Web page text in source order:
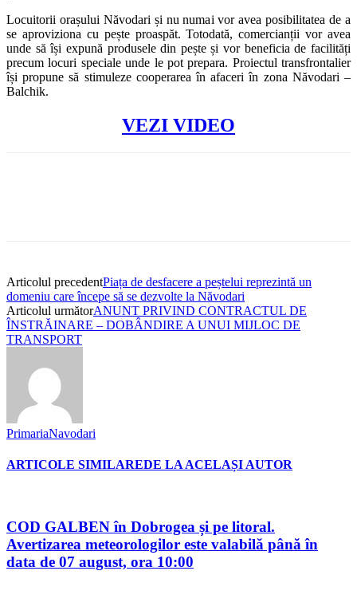
Locuitorii orașului Năvodari și nu numai vor avea posibilitatea de a
se aproviziona cu pește proaspăt. Totodată, comercianții vor avea
unde să își expună produsele din pește și vor beneficia de facilități
precum locuri speciale unde le pot prepara. Proiectul transfrontalier
își propune să stimuleze cooperarea în afaceri în zona Năvodari –
Balchik.
VEZI VIDEO
Articolul precedentPiața de desfacere a peștelui reprezintă un
domeniu care începe să se dezvolte la Năvodari
Articolul următorANUNT PRIVIND CONTRACTUL DE
ÎNSTRĂINARE – DOBÂNDIRE A UNUI MIJLOC DE
TRANSPORT
PrimariaNavodari
ARTICOLE SIMILAREDE LA ACELAȘI AUTOR
COD GALBEN în Dobrogea și pe litoral.
Avertizarea meteorologilor este valabilă până în
data de 07 august, ora 10:00